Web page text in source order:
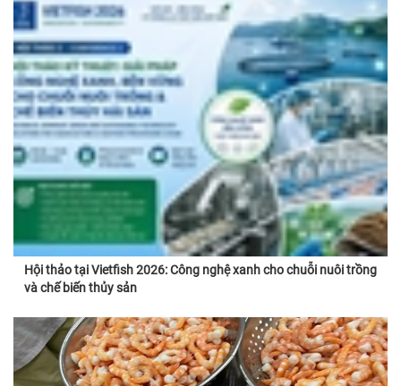
Hội thảo tại Vietfish 2026: Công nghệ xanh cho chuỗi nuôi trồng
và chế biến thủy sản